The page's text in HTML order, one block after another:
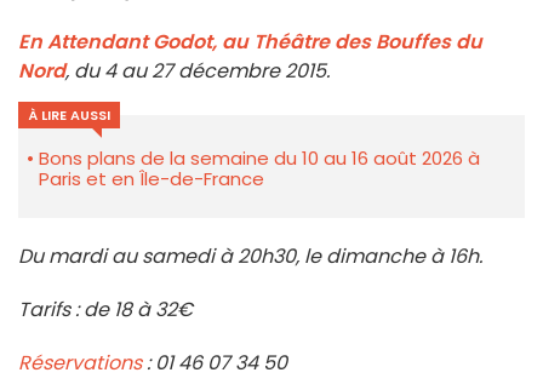
En Attendant Godot, au Théâtre des Bouffes du
Nord, du 4 au 27 décembre 2015.
À LIRE AUSSI
Bons plans de la semaine du 10 au 16 août 2026 à
Paris et en Île-de-France
Du mardi au samedi à 20h30, le dimanche à 16h.
Tarifs : de 18 à 32€
Réservations: 01 46 07 34 50